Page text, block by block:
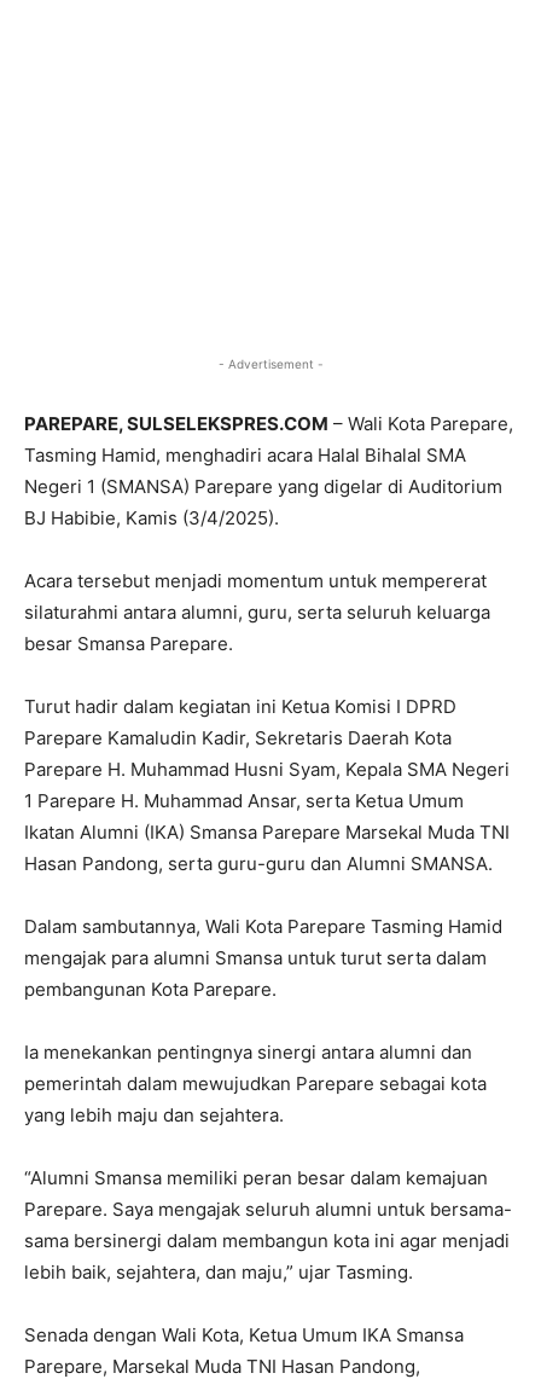
- Advertisement -
PAREPARE, SULSELEKSPRES.COM – Wali Kota Parepare,
Tasming Hamid, menghadiri acara Halal Bihalal SMA
Negeri 1 (SMANSA) Parepare yang digelar di Auditorium
BJ Habibie, Kamis (3/4/2025).
Acara tersebut menjadi momentum untuk mempererat
silaturahmi antara alumni, guru, serta seluruh keluarga
besar Smansa Parepare.
Turut hadir dalam kegiatan ini Ketua Komisi I DPRD
Parepare Kamaludin Kadir, Sekretaris Daerah Kota
Parepare H. Muhammad Husni Syam, Kepala SMA Negeri
1 Parepare H. Muhammad Ansar, serta Ketua Umum
Ikatan Alumni (IKA) Smansa Parepare Marsekal Muda TNI
Hasan Pandong, serta guru-guru dan Alumni SMANSA.
Dalam sambutannya, Wali Kota Parepare Tasming Hamid
mengajak para alumni Smansa untuk turut serta dalam
pembangunan Kota Parepare.
Ia menekankan pentingnya sinergi antara alumni dan
pemerintah dalam mewujudkan Parepare sebagai kota
yang lebih maju dan sejahtera.
“Alumni Smansa memiliki peran besar dalam kemajuan
Parepare. Saya mengajak seluruh alumni untuk bersama-
sama bersinergi dalam membangun kota ini agar menjadi
lebih baik, sejahtera, dan maju,” ujar Tasming.
Senada dengan Wali Kota, Ketua Umum IKA Smansa
Parepare, Marsekal Muda TNI Hasan Pandong,